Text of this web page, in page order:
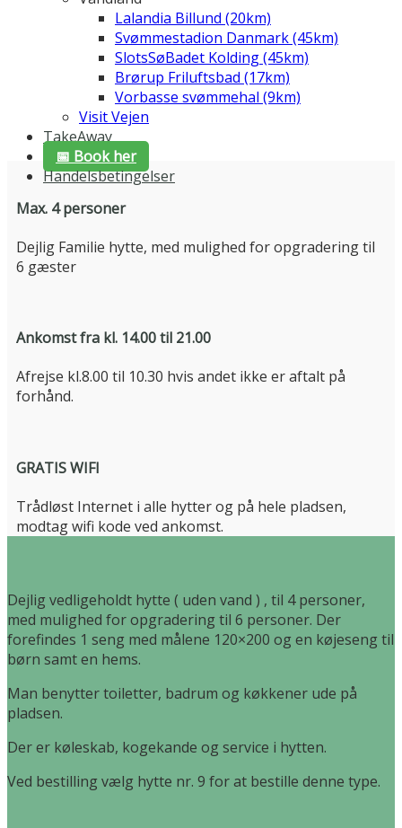
Lalandia Billund (20km)
Svømmestadion Danmark (45km)
SlotsSøBadet Kolding (45km)
Brørup Friluftsbad (17km)
Vorbasse svømmehal (9km)
Visit Vejen
TakeAway
📅 Book her
Handelsbetingelser
Max. 4 personer
Dejlig Familie hytte, med mulighed for opgradering til
6 gæster
Ankomst fra kl. 14.00 til 21.00
Afrejse kl.8.00 til 10.30 hvis andet ikke er aftalt på
forhånd.
GRATIS WIFI
Trådløst Internet i alle hytter og på hele pladsen,
modtag wifi kode ved ankomst.
Dejlig vedligeholdt hytte ( uden vand ) , til 4 personer,
med mulighed for opgradering til 6 personer. Der
forefindes 1 seng med målene 120×200 og en køjeseng til
børn samt en hems.
Man benytter toiletter, badrum og køkkener ude på
pladsen.
Der er køleskab, kogekande og service i hytten.
Ved bestilling vælg hytte nr. 9 for at bestille denne type.